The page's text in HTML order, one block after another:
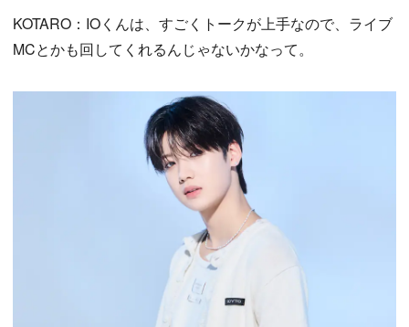
KOTARO：IOくんは、すごくトークが上手なので、ライブ
MCとかも回してくれるんじゃないかなって。